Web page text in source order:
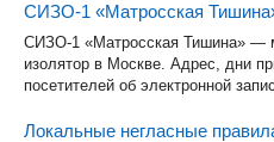
СИЗО-1 «Матросская
СИЗО-1 «Матросская Тишина» —
изолятор в Москве. Адрес, дни
посетителей об электронной
Локальные негласные